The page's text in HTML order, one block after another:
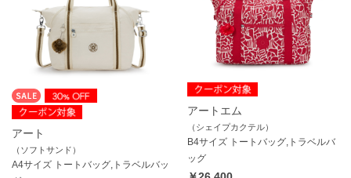
アート
（ソフトサンド）
A4サイズ トートバッグ,トラベルバッ
アートエム
（シェイプカクテル）
B4サイズ トートバッグ,トラベルバ
ッグ